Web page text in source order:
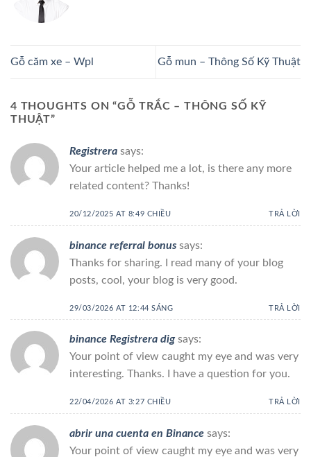
Gỗ căm xe – Wpl Gỗ mun – Thông Số Kỹ Thuật
4 THOUGHTS ON “GỖ TRẮC – THÔNG SỐ KỸ
THUẬT”
Registrera says:
Your article helped me a lot, is there any more
related content? Thanks!
20/12/2025 AT 8:49 CHIỀU TRẢ LỜI
binance referral bonus says:
Thanks for sharing. I read many of your blog
posts, cool, your blog is very good.
29/03/2026 AT 12:44 SÁNG TRẢ LỜI
binance Registrera dig says:
Your point of view caught my eye and was very
interesting. Thanks. I have a question for you.
22/04/2026 AT 3:27 CHIỀU TRẢ LỜI
abrir una cuenta en Binance says:
Your point of view caught my eye and was very